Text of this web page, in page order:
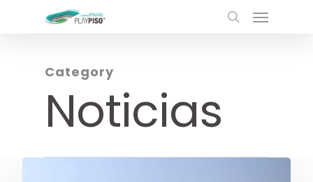
Category
Noticias